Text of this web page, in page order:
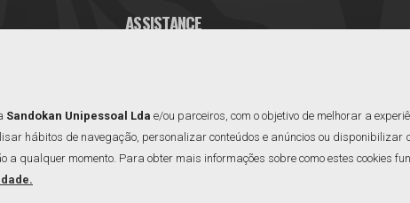
ASSISTANCE
Sandokan Unipessoal Lda e/ou parceiros, com o objetivo de melhorar a
hábitos de navegação, personalizar conteúdos e anúncios ou
a qualquer momento. Para obter mais informações sobre como estes cookies